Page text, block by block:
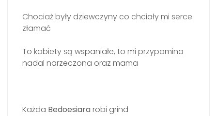
Chociaż były dziewczyny co chciały mi serce
złamać
To kobiety są wspaniałe, to mi przypomina
nadal narzeczona oraz mama
Każda Bedoesiara robi grind